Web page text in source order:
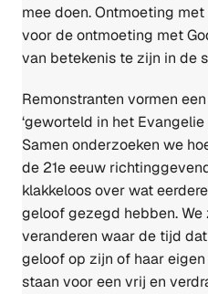
mee doen. Ontmoeting
voor de ontmoeting met
van betekenis te zijn in de
Remonstranten vormen
‘geworteld in het
Samen onderzoeken we
de 21e eeuw
klakkeloos over wat
geloof gezegd hebben.
veranderen waar de tijd
geloof op zijn of haar
staan voor een vrij en